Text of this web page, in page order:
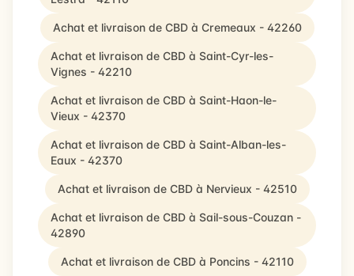
Achat et livraison de CBD à Cremeaux - 42260
Achat et livraison de CBD à Saint-Cyr-les-
Vignes - 42210
Achat et livraison de CBD à Saint-Haon-le-
Vieux - 42370
Achat et livraison de CBD à Saint-Alban-les-
Eaux - 42370
Achat et livraison de CBD à Nervieux - 42510
Achat et livraison de CBD à Sail-sous-Couzan -
42890
Achat et livraison de CBD à Poncins - 42110